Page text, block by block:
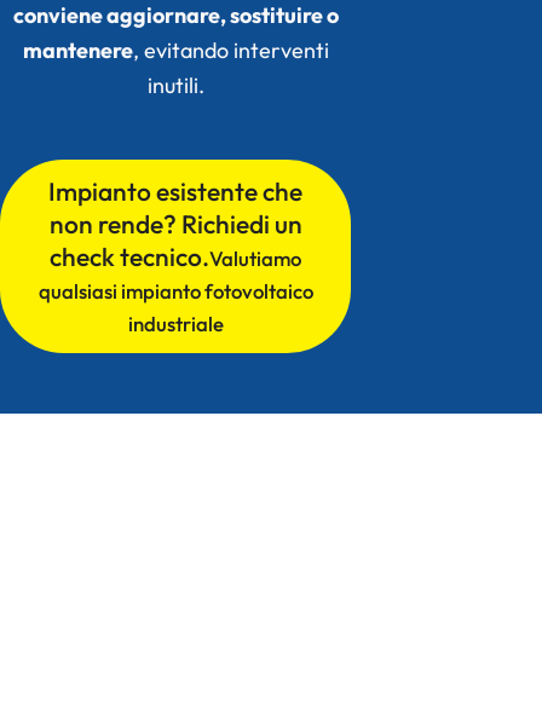
conviene aggiornare, sostituire o
mantenere, evitando interventi
inutili.
Impianto esistente che
non rende? Richiedi un
check tecnico.Valutiamo
qualsiasi impianto fotovoltaico
industriale